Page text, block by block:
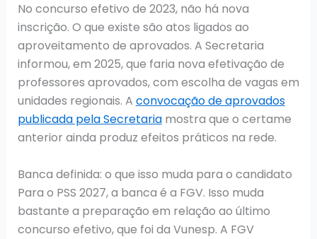
No concurso efetivo de 2023, não há nova
inscrição. O que existe são atos ligados ao
aproveitamento de aprovados. A Secretaria
informou, em 2025, que faria nova efetivação de
professores aprovados, com escolha de vagas em
unidades regionais. A convocação de aprovados
publicada pela Secretariamostra que o certame
anterior ainda produz efeitos práticos na rede.
Banca definida: o que isso muda para o candidato
Para o PSS 2027, a banca é a FGV. Isso muda
bastante a preparação em relação ao último
concurso efetivo, que foi da Vunesp. A FGV